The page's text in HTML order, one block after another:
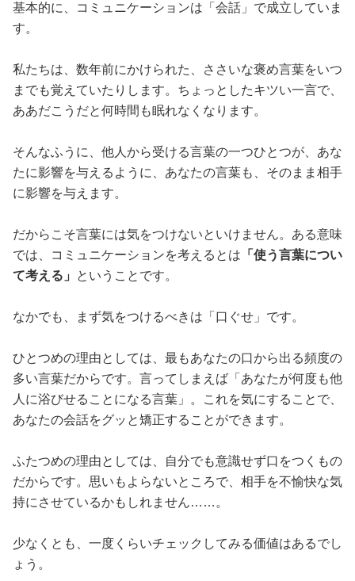
基本的に、コミュニケーションは「会話」で成立していま
す。
私たちは、数年前にかけられた、ささいな褒め言葉をいつ
までも覚えていたりします。ちょっとしたキツい一言で、
ああだこうだと何時間も眠れなくなります。
そんなふうに、他人から受ける言葉の一つひとつが、あな
たに影響を与えるように、あなたの言葉も、そのまま相手
に影響を与えます。
だからこそ言葉には気をつけないといけません。ある意味
では、コミュニケーションを考えるとは 「使う言葉につい
て考える」
ということです。
なかでも、まず気をつけるべきは「口ぐせ」です。
ひとつめの理由としては、最もあなたの口から出る頻度の
多い言葉だからです。言ってしまえば「あなたが何度も他
人に浴びせることになる言葉」。これを気にすることで、
あなたの会話をグッと矯正することができます。
ふたつめの理由としては、自分でも意識せず口をつくもの
だからです。思いもよらないところで、相手を不愉快な気
持にさせているかもしれません……。
少なくとも、一度くらいチェックしてみる価値はあるでし
ょう。